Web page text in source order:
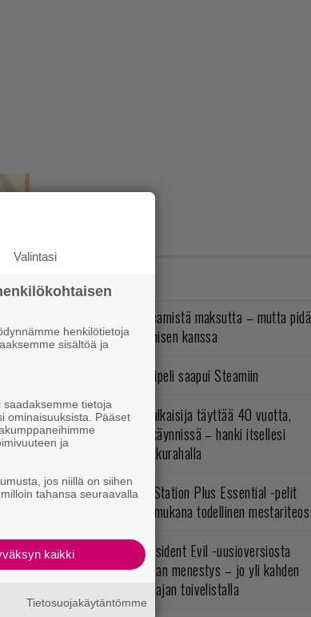
Loistopeli Steamistä maksutta – mutta pidä
kiirettä lataamisen kanssa
Ubisoftin hittipeli saapui Steamiin
Rakastettu julkaisija täyttää 40 vuotta,
valtavat alet käynnissä – hanki itsellesi
klassikoita pikkurahalla
Elokuun PlayStation Plus Essential -pelit
ilmestyivät – mukana todellinen mestariteos
Tulevasta Resident Evil -uusioversiosta
näyttäisi tulevan menestys – jo yli kahden
miljoonan pelaajan toivelistalla
Valintasi
henkilötietoja
sisältöä ja
tietoja
ominaisuuksista. Pääset
ja
jos niillä on siihen
tahansa seuraavalla
kaikki
Tietosuojakäytäntömme